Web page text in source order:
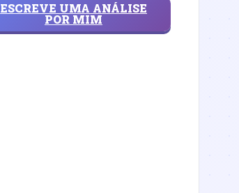
ESCREVE UMA ANÁLISE
POR MIM